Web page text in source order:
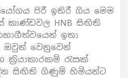
පිරී ඉතිරී ගිය මෙම
කාණ්ඩවල HNB සිඟිති
ඉතා
ඔවුන් වෙනුවෙන්
රැසක්
සිඟිති ගිණුම් හිමියන්ට